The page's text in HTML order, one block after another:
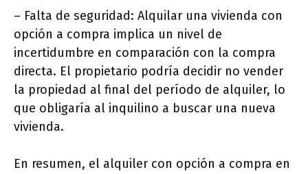
– Falta de seguridad: Alquilar una vivienda con
opción a compra implica un nivel de
incertidumbre en comparación con la compra
directa. El propietario podría decidir no vender
la propiedad al final del período de alquiler, lo
que obligaría al inquilino a buscar una nueva
vivienda.
En resumen, el alquiler con opción a compra en